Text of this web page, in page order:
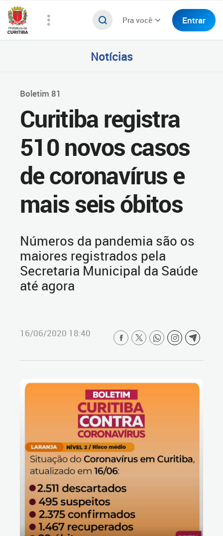
Pra você Entrar
Notícias
Boletim 81
Curitiba registra
510 novos casos
de coronavírus e
mais seis óbitos
Números da pandemia são os
maiores registrados pela
Secretaria Municipal da Saúde
até agora
16/06/2020 18:40